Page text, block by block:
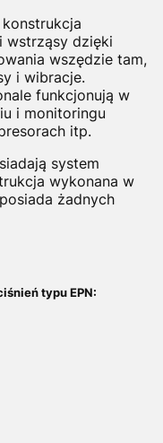
wstrząsy dzięki
wszędzie tam,
i wibracje.
funkcjonują w
i monitoringu
itp.
system
wykonana w
żadnych
typu EPN: